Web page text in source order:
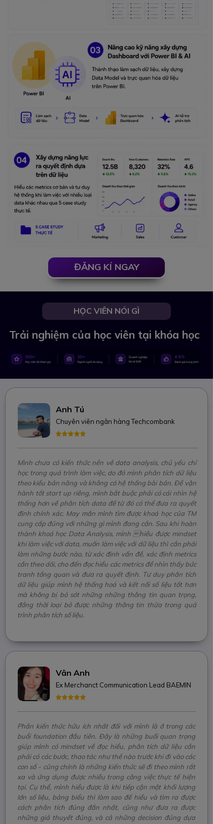
ĐĂNG KÍ NGAY
HỌC VIÊN NÓI GÌ
Trải nghiệm của học viên tại khóa học
Mình chưa có kiến thức nền về data analysis, chủ yếu chỉ
học trong quá trình làm việc, do đó mình phân tích dữ liệu
theo kiểu bản năng và không có hệ thống bài bản. Để vận
hành tốt start up riêng, mình bắt buộc phải có cái nhìn hệ
thống hơn về phân tích data để từ đó có thể đưa ra quyết
định chính xác. May mắn mình tìm được khoá học của TM
cung cấp đúng với những gì mình đang cần. Sau khi hoàn
thành khoá học Data Analysis, mình hiểu được mindset
khi làm việc với data, muốn làm việc với dữ liệu thì cần phải
làm những bước nào, từ xác định vấn đề, xác định metrics
cần theo dõi, cho đến đọc hiểu các metrics để nhìn thấy bức
tranh tổng quan và đưa ra quyết định. Tư duy phân tích
dữ liệu giúp mình hệ thống hoá và kết nối số liệu tốt hơn
mà không bị bỏ sót những những thông tin quan trọng,
đồng thời loại bỏ được những thông tin thừa trong quá
trình phân tích số liệu.
Anh Tú
Chuyên viên ngân hàng Techcombank
Phần kiến thức hữu ích nhất đối với mình là ở trong các
buổi foundation đầu tiên. Đây là những buổi quan trọng
giúp mình có mindset về đọc hiểu, phân tích dữ liệu cần
phải có các bước, thao tác như thế nào trước khi đi vào các
con số - cũng chính là những kiến thức sẽ đi theo mình rất
xa và ứng dụng được nhiều trong công việc thực tế hiện
tại. Cụ thể, mình hiểu được là khi tiếp cận một khối lượng
lớn số liệu, bảng biểu thì làm sao để hiểu và tìm ra được
cách phân tích đúng đắn nhất, cũng như đưa ra được
những giả thuyết đúng, và cả những decision đúng dựa
Vân Anh
Ex Merchanct Communication Lead BAEMIN